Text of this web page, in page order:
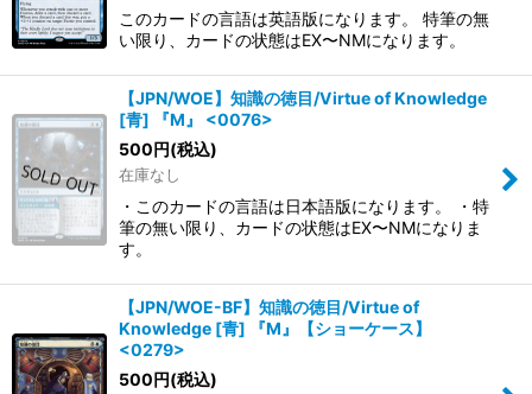
このカードの言語は英語版になります。 特筆の無
い限り、カードの状態はEX〜NMになります。
【JPN/WOE】知識の徳目/Virtue of Knowledge
[青] 『M』 <0076>
500円(税込)
在庫なし
・このカードの言語は日本語版になります。 ・特
筆の無い限り、カードの状態はEX〜NMになりま
す。
【JPN/WOE-BF】知識の徳目/Virtue of
Knowledge [青] 『M』【ショーケース】
<0279>
500円(税込)